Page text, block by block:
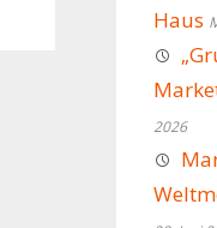
Haus
2026